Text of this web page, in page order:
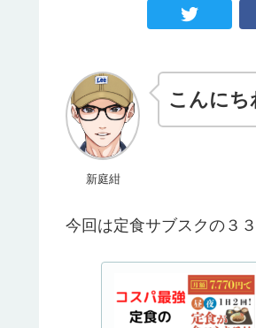
新庭紺
こんにち
今回は定食サブスクの３